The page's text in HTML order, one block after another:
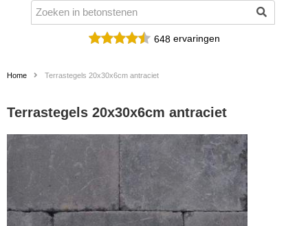
648ervaringen
Home Terrastegels 20x30x6cm antraciet
Terrastegels 20x30x6cm antraciet